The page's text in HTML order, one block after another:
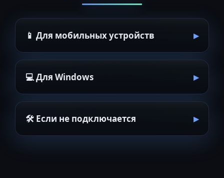
📱 Для мобильных устройств
💻 Для Windows
🛠 Если не подключается